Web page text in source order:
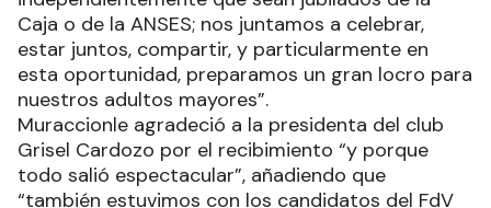
Caja o de la ANSES; nos juntamos a celebrar,
estar juntos, compartir, y particularmente en
esta oportunidad, preparamos un gran locro para
nuestros adultos mayores”.
Muraccionle agradeció a la presidenta del club
Grisel Cardozo por el recibimiento “y porque
todo salió espectacular”, añadiendo que
“también estuvimos con los candidatos del FdV